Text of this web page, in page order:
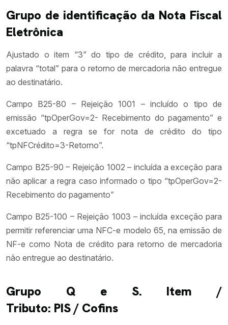
Grupo de identificação da Nota Fiscal
Eletrônica
Ajustado o item “3” do tipo de crédito, para incluir a
palavra “total” para o retorno de mercadoria não entregue
ao destinatário.
Campo B25-80 – Rejeição 1001 – incluído o tipo de
emissão “tpOperGov=2- Recebimento do pagamento” e
excetuado a regra se for nota de crédito do tipo
“tpNFCrédito=3-Retorno”.
Campo B25-90 – Rejeição 1002 – incluída a exceção para
não aplicar a regra caso informado o tipo “tpOperGov=2-
Recebimento do pagamento”
Campo B25-100 – Rejeição 1003 – incluída exceção para
permitir referenciar uma NFC-e modelo 65, na emissão de
NF-e como Nota de crédito para retorno de mercadoria
não entregue ao destinatário.
Grupo Q e S. Item /
Tributo: PIS / Cofins